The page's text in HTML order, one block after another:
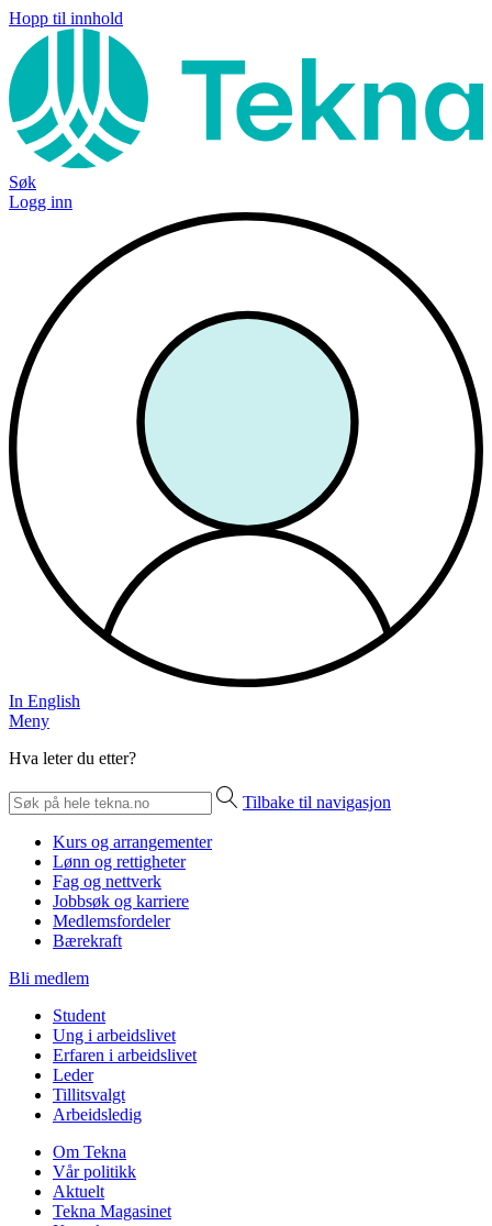
Hopp til innhold
Søk
Logg inn
In English
Meny
Hva leter du etter?
Tilbake til navigasjon
Kurs og arrangementer
Lønn og rettigheter
Fag og nettverk
Jobbsøk og karriere
Medlemsfordeler
Bærekraft
Bli medlem
Student
Ung i arbeidslivet
Erfaren i arbeidslivet
Leder
Tillitsvalgt
Arbeidsledig
Om Tekna
Vår politikk
Aktuelt
Tekna Magasinet